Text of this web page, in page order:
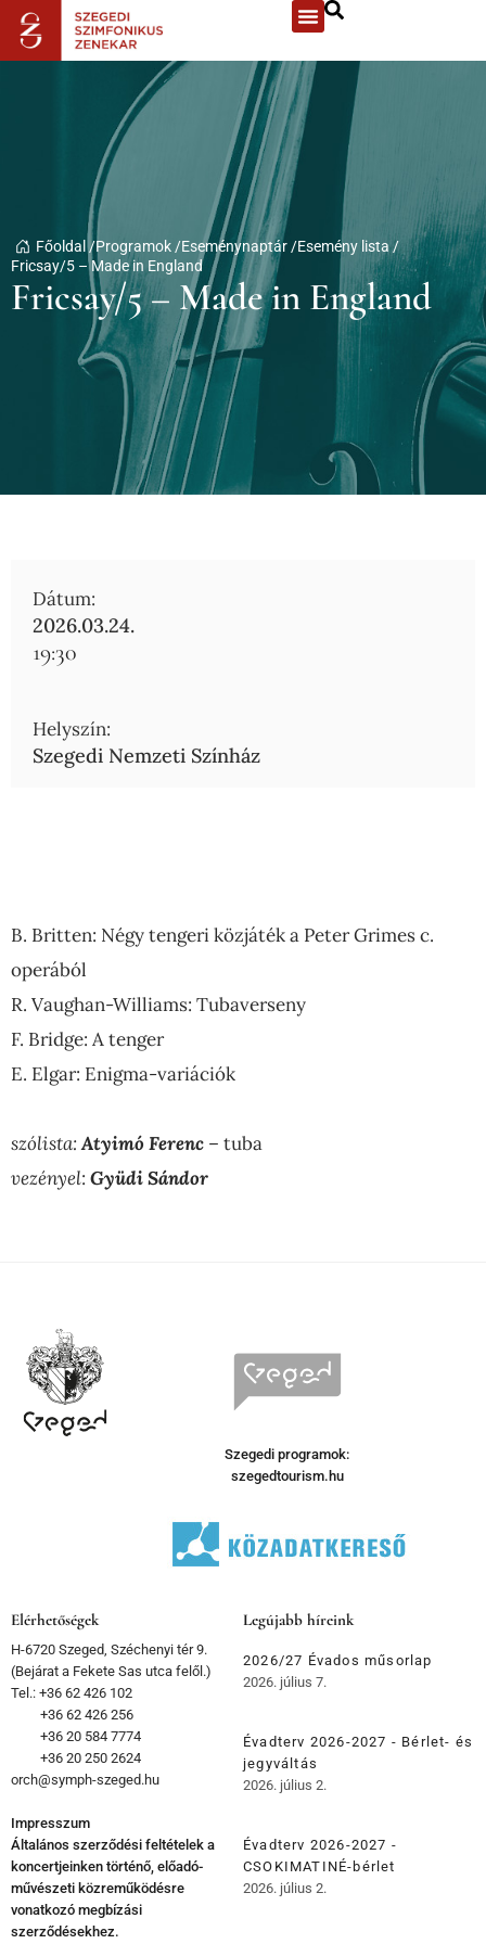
Főoldal /Programok /Eseménynaptár /Esemény lista /
Fricsay/5 – Made in England
Fricsay/5 – Made in England
Dátum:
2026.03.24.
19:30
Helyszín:
Szegedi Nemzeti Színház
B. Britten: Négy tengeri közjáték a Peter Grimes c.
operából
R. Vaughan-Williams: Tubaverseny
F. Bridge: A tenger
E. Elgar: Enigma-variációk
szólista:Atyimó Ferenc – tuba
vezényel: Gyüdi Sándor
Szegedi programok:
szegedtourism.hu
Elérhetőségek
H-6720 Szeged, Széchenyi tér 9.
(Bejárat a Fekete Sas utca felől.)
Tel.: +36 62 426 102
+36 62 426 256
+36 20 584 7774
+36 20 250 2624
orch@symph-szeged.hu
Impresszum
Általános szerződési feltételek a
koncertjeinken történő, előadó-
művészeti közreműködésre
vonatkozó megbízási
szerződésekhez.
Legújabb híreink
2026/27 Évados műsorlap
2026. július 7.
Évadterv 2026-2027 - Bérlet- és
jegyváltás
2026. július 2.
Évadterv 2026-2027 -
CSOKIMATINÉ-bérlet
2026. július 2.